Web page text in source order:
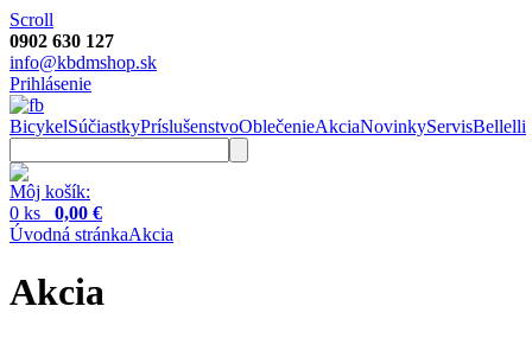
Scroll
0902 630 127
info@kbdmshop.sk
Prihlásenie
BicykelSúčiastkyPríslušenstvoOblečenieAkciaNovinkyServisBellelli
Môj košík:
0 ks 0,00 €
Úvodná stránkaAkcia
Akcia